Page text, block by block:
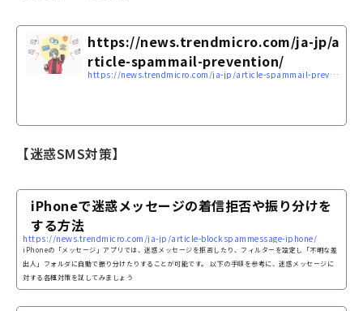
https://news.trendmicro.com/ja-jp/a
rticle-spammail-prevention/
https://news.trendmicro.com/ja-jp/article-spammail-prevention/
【迷惑SMS対策】
iPhoneで迷惑メッセージの着信拒否や振り分けを
する方法
https://news.trendmicro.com/ja-jp/article-blockspammessage-iphone/
iPhoneの「メッセージ」アプリでは、迷惑メッセージを拒否したり、フィルターを設定し「不明な差
出人」フォルダに自動で振り分けたりすることが可能です。 以下の手順を参考に、迷惑メッセージに
対する各種対策を試してみましょう